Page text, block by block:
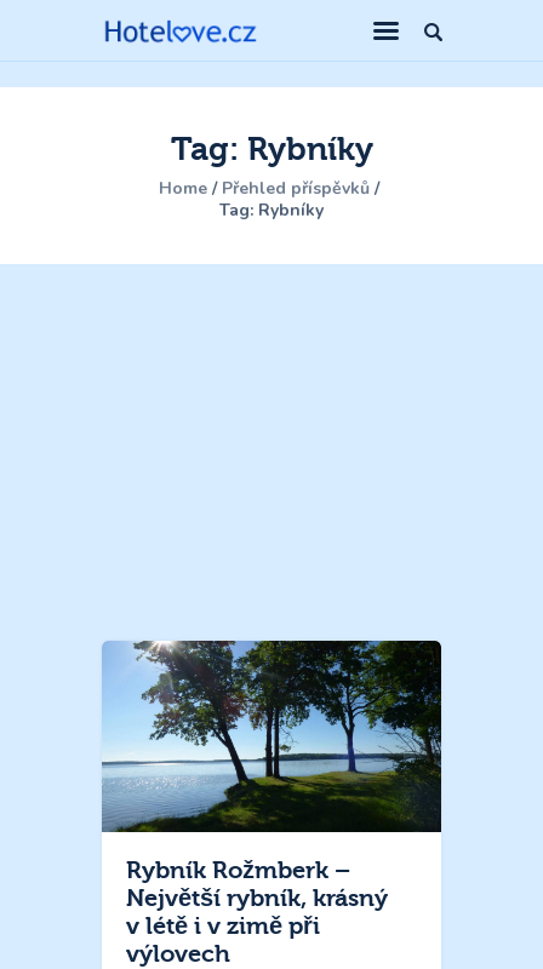
Tag: Rybníky
Home
Přehled příspěvků
Tag: Rybníky
Rybník Rožmberk –
Největší rybník, krásný
v létě i v zimě při
výlovech